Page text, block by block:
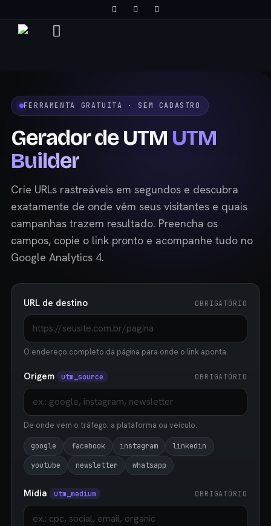
FERRAMENTA GRATUITA · SEM CADASTRO
Gerador de UTM UTM
Builder
Crie URLs rastreáveis em segundos e descubra
exatamente de onde vêm seus visitantes e quais
campanhas trazem resultado. Preencha os
campos, copie o link pronto e acompanhe tudo no
Google Analytics 4.
URL de destino OBRIGATÓRIO
O endereço completo da página para onde o link aponta.
Origem utm_source OBRIGATÓRIO
De onde vem o tráfego: a plataforma ou veículo.
google facebook instagram
linkedin
youtube
newsletter whatsapp
Mídia utm_medium OBRIGATÓRIO